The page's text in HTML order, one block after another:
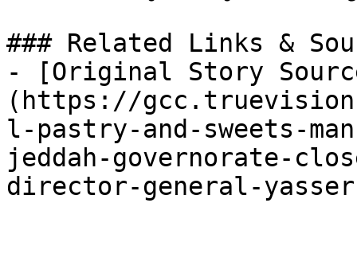
### Related Links &
- [Original Story
(https://
l-pastry-and-sweets-
jeddah-governorate-
director-general-